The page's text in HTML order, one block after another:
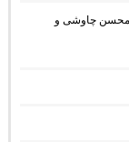
با حضور محسن چاوشی و